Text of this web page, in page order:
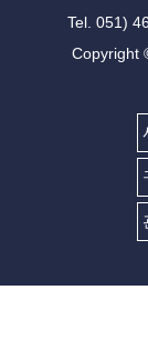
Tel. 051)
Copyright